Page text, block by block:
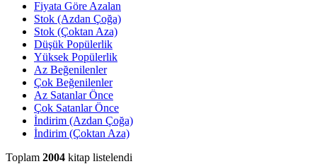
Fiyata Göre Azalan
Stok (Azdan Çoğa)
Stok (Çoktan Aza)
Düşük Popülerlik
Yüksek Popülerlik
Az Beğenilenler
Çok Beğenilenler
Az Satanlar Önce
Çok Satanlar Önce
İndirim (Azdan Çoğa)
İndirim (Çoktan Aza)
Toplam 2004 kitap listelendi